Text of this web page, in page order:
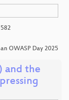
582
OWASP Day 2025
and the